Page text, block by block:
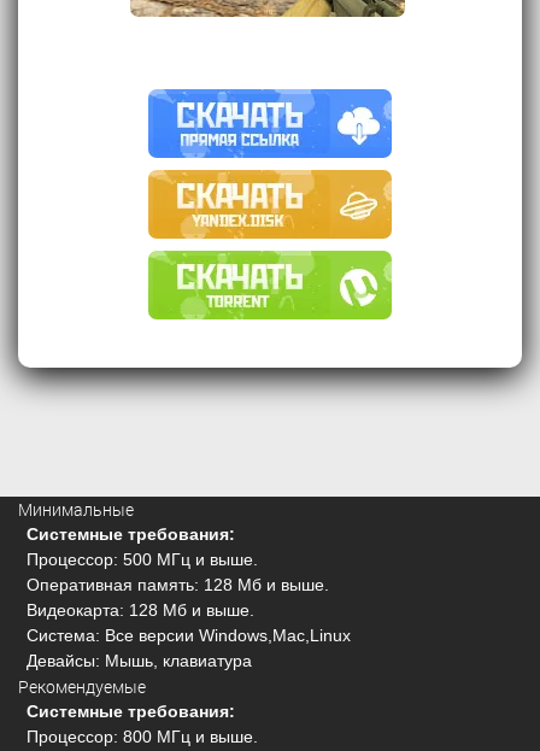
Минимальные
Системные требования:
Процессор: 500 МГц и выше.
Оперативная память: 128 Мб и выше.
Видеокарта: 128 Мб и выше.
Система: Все версии Windows,Mac,Linux
Девайсы: Мышь, клавиатура
Рекомендуемые
Системные требования:
Процессор: 800 МГц и выше.